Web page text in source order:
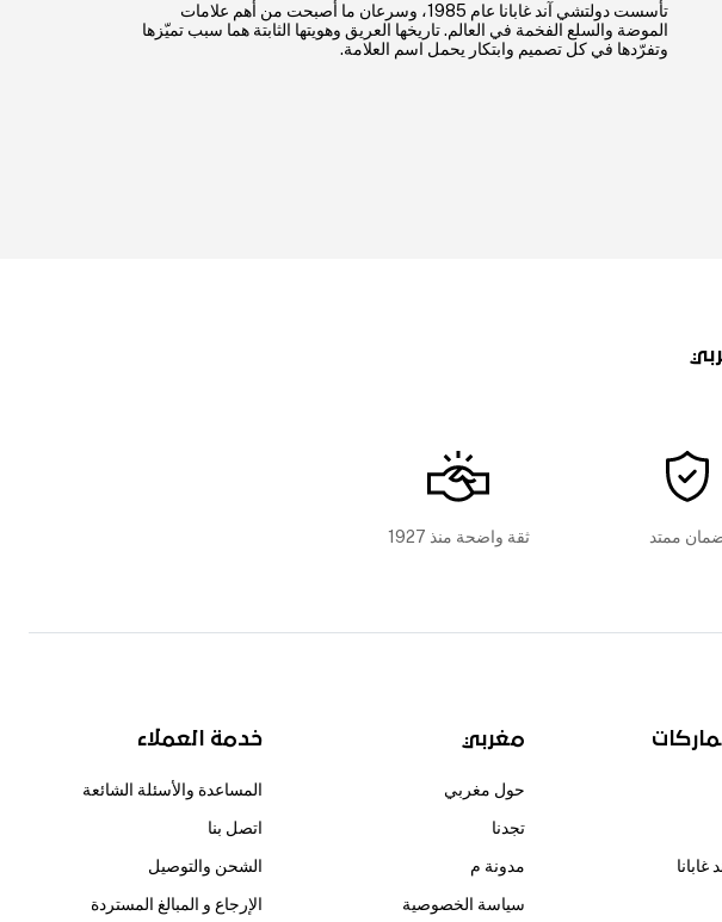
تأسست دولتشي آند غابانا عام 1985، وسرعان ما أصبحت من أهم علامات
الموضة والسلع الفخمة في العالم. تاريخها العريق وهويتها الثابتة هما سبب تميّزها
وتفرّدها في كل تصميم وابتكار يحمل اسم العلامة.
ممتد ثقة واضحة منذ 1927
مغربي
حول مغربي
تجدنا
مدونة م
سياسة الخصوصية
خدمة العملاء
المساعدة والأسئلة الشائعة
اتصل بنا
الشحن والتوصيل
الإرجاع و المبالغ المستردة